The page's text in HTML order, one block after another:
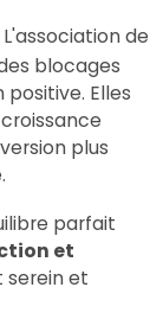
L'association de
blocages
Elles
plus
parfait
et
et